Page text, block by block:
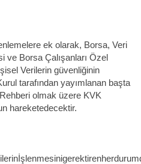
ek olarak, Borsa, Veri
ve Borsa Çalışanları Özel
Verilerin güvenliğinin
tarafından yayımlanan başta
olmak üzere KVK
hareketedecektir.